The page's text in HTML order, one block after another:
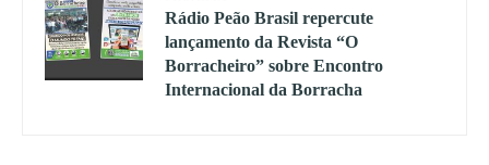
Rádio Peão Brasil repercute
lançamento da Revista “O
Borracheiro” sobre Encontro
Internacional da Borracha